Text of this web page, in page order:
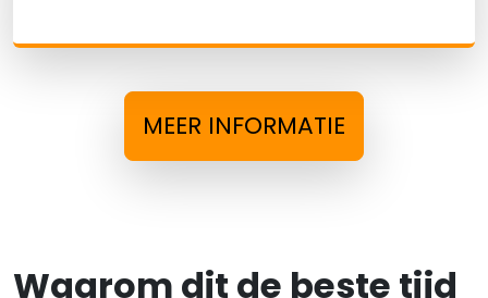
MEER INFORMATIE
Waarom dit de beste tijd